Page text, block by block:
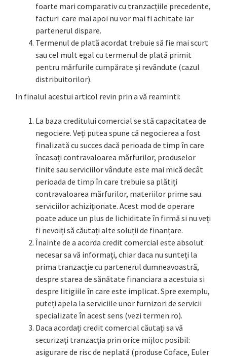
foarte mari comparativ cu tranzacțiile precedente,
facturi care mai apoi nu vor mai fi achitate iar
partenerul dispare.
Termenul de plată acordat trebuie să fie mai scurt
sau cel mult egal cu termenul de plată primit
pentru mărfurile cumpărate și revândute (cazul
distribuitorilor).
In finalul acestui articol revin prin a vă reaminti:
La baza creditului comercial se stă capacitatea de
negociere. Veți putea spune că negocierea a fost
finalizată cu succes dacă perioada de timp în care
încasați contravaloarea mărfurilor, produselor
finite sau serviciilor vândute este mai mică decât
perioada de timp în care trebuie sa plătiți
contravaloarea mărfurilor, materiilor prime sau
serviciilor achiziționate. Acest mod de operare
poate aduce un plus de lichiditate în firmă si nu veți
fi nevoiți să căutați alte soluții de finanțare.
Înainte de a acorda credit comercial este absolut
necesar sa vă informați, chiar daca nu sunteți la
prima tranzacție cu partenerul dumneavoastră,
despre starea de sănătate financiara a acestuia si
despre litigiile în care este implicat. Spre exemplu,
puteți apela la serviciile unor furnizori de servicii
specializate în acest sens (vezi termen.ro).
Daca acordați credit comercial căutați sa vă
securizați tranzacția prin orice mijloc posibil:
asigurare de risc de neplată (produse Coface, Euler